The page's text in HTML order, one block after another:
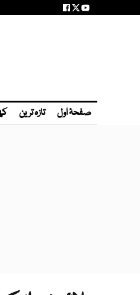
صفحۂ اول تازہ ترین